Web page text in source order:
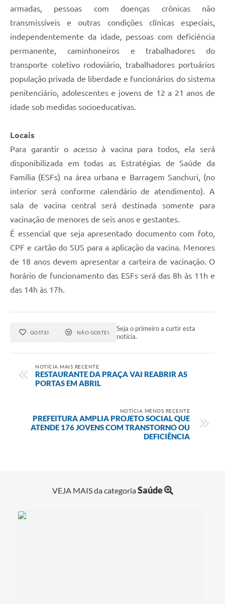
Contas Públicas
Links
Telefones Úteis
armadas, pessoas com doenças crônicas não
transmissíveis e outras condições clínicas especiais,
independentemente da idade, pessoas com deficiência
permanente, caminhoneiros e trabalhadores do
transporte coletivo rodoviário, trabalhadores portuários
população privada de liberdade e funcionários do sistema
penitenciário, adolescentes e jovens de 12 a 21 anos de
idade sob medidas socioeducativas.
Locais
Para garantir o acesso à vacina para todos, ela será
disponibilizada em todas as Estratégias de Saúde da
Família (ESFs) na área urbana e Barragem Sanchuri, (no
interior será conforme calendário de atendimento). A
sala de vacina central será destinada somente para
vacinação de menores de seis anos e gestantes.
É essencial que seja apresentado documento com foto,
CPF e cartão do SUS para a aplicação da vacina. Menores
de 18 anos devem apresentar a carteira de vacinação. O
horário de funcionamento das ESFs será das 8h às 11h e
das 14h às 17h.
GOSTEI NÃO GOSTEI
Seja o primeiro a curtir esta
notícia.
NOTÍCIA MAIS RECENTE
RESTAURANTE DA PRAÇA VAI REABRIR AS
PORTAS EM ABRIL
NOTÍCIA MENOS RECENTE
PREFEITURA AMPLIA PROJETO SOCIAL QUE
ATENDE 176 JOVENS COM TRANSTORNO OU
DEFICIÊNCIA
VEJA MAIS da categoriaSaúde